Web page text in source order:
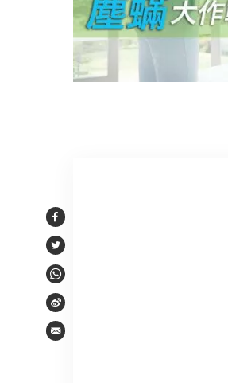
Facebook
Twitter
WhatsApp
Weibo
Email